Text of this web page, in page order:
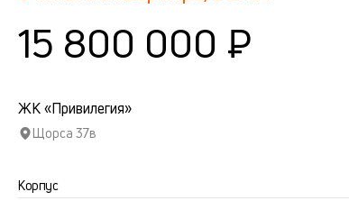
15 800 000 ₽
ЖК «Привилегия»
Щорса 37в
Корпус